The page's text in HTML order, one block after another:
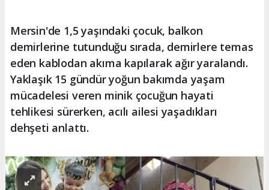
Mersin'de 1,5 yaşındaki çocuk, balkon
demirlerine tutunduğu sırada, demirlere temas
eden kablodan akıma kapılarak ağır yaralandı.
Yaklaşık 15 gündür yoğun bakımda yaşam
mücadelesi veren minik çocuğun hayati
tehlikesi sürerken, acılı ailesi yaşadıkları
dehşeti anlattı.